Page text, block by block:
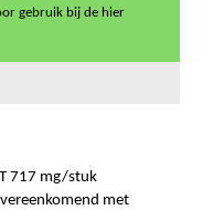
gebruik bij de hier
717 mg/stuk
met